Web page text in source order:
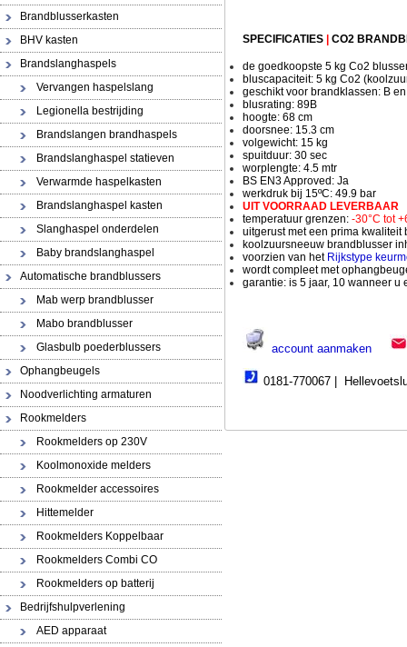
Brandblusserkasten
BHV kasten
Brandslanghaspels
Vervangen haspelslang
Legionella bestrijding
Brandslangen brandhaspels
Brandslanghaspel statieven
Verwarmde haspelkasten
Brandslanghaspel kasten
Slanghaspel onderdelen
Baby brandslanghaspel
Automatische brandblussers
Mab werp brandblusser
Mabo brandblusser
Glasbulb poederblussers
Ophangbeugels
Noodverlichting armaturen
Rookmelders
Rookmelders op 230V
Koolmonoxide melders
Rookmelder accessoires
Hittemelder
Rookmelders Koppelbaar
Rookmelders Combi CO
Rookmelders op batterij
Bedrijfshulpverlening
AED apparaat
SPECIFICATIES | CO2
de goedkoopste 5 kg Co2
bluscapaciteit: 5 kg Co2
geschikt voor brandklassen: B
blusrating: 89B
hoogte: 68 cm
doorsnee: 15.3 cm
volgewicht: 15 kg
spuitduur: 30 sec
worplengte: 4.5 mtr
BS EN3 Approved: Ja
werkdruk bij 15ºC: 49.9 bar
UIT VOORRAAD LEVERBAAR
temperatuur grenzen:-30°C tot
uitgerust met een prima kwaliteit
koolzuursneeuw brandblusser
voorzien van het Rijkstype
wordt compleet met
garantie: is 5 jaar, 10 wanneer u
account aanmaken
0181-770067 |